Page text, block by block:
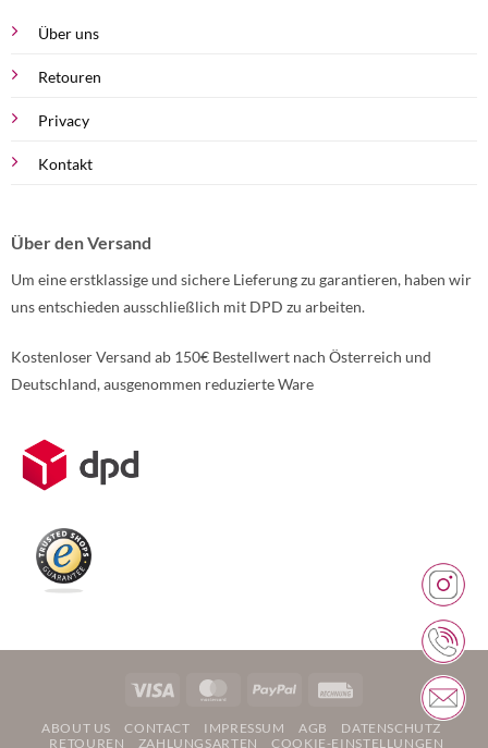
Über uns
Retouren
Privacy
Kontakt
Über den Versand
Um eine erstklassige und sichere Lieferung zu garantieren, haben wir
uns entschieden ausschließlich mit DPD zu arbeiten.
Kostenloser Versand ab 150€ Bestellwert nach Österreich und
Deutschland, ausgenommen reduzierte Ware
Weitere Informationen über den gesperrten Inhalt.
Visa MasterCardPayPal
ABOUT US CONTACT IMPRESSUM AGB
DATENSCHUTZ
RETOUREN
ZAHLUNGSARTEN COOKIE-EINSTELLUNGEN